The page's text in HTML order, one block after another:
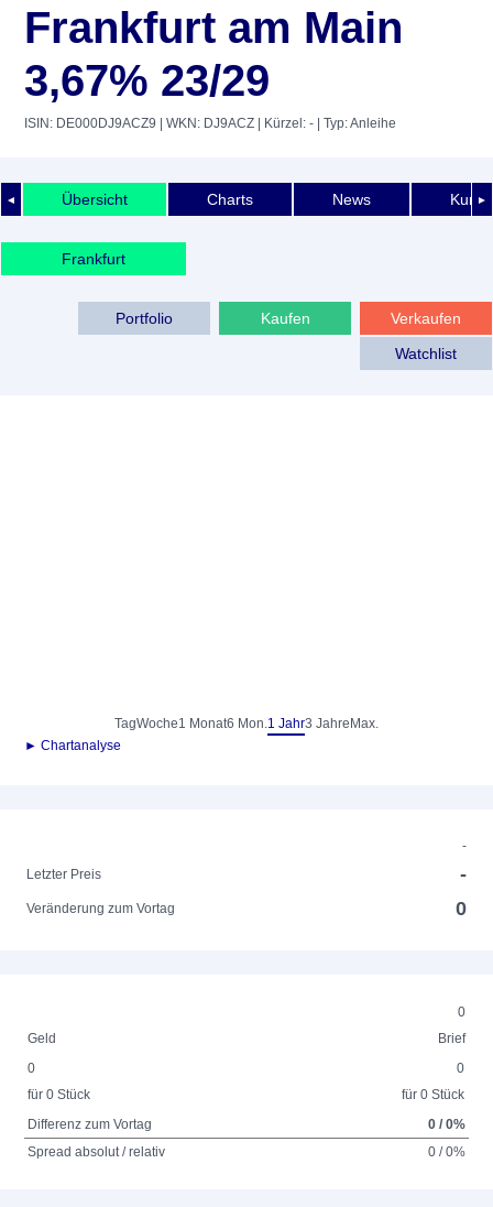
Frankfurt am Main
3,67% 23/29
ISIN: DE000DJ9ACZ9 | WKN: DJ9ACZ | Kürzel: - | Typ: Anleihe
◄ ►
Übersicht Charts News
Frankfurt
Verkaufen
Kaufen
Portfolio
Watchlist
TagWoche1 Monat6 Mon.1 Jahr3 Jahre Max.
► Chartanalyse
-
Letzter Preis
-
Veränderung zum Vortag 0
0
Geld
Brief
0
für 0 Stück
0
für 0 Stück
Differenz zum Vortag
0 / 0%
Spread absolut / relativ
0 / 0%